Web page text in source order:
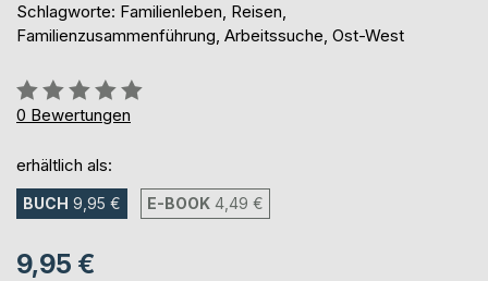
Schlagworte: Familienleben, Reisen,
Familienzusammenführung, Arbeitssuche, Ost-West
Bewertung::
0%
0 Bewertungen
erhältlich als:
BUCH 9,95 € E-BOOK 4,49 €
9,95 €